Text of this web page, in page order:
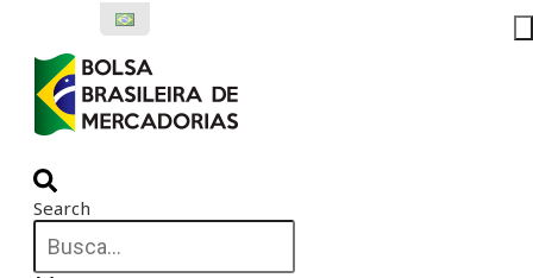
conteúdo
Search